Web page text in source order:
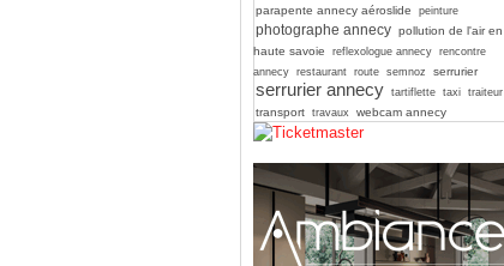
parapente annecy aéroslide peinture
photographe annecy pollution de l'air en
haute savoie
reflexologue annecy rencontre
annecy restaurant route semnoz serrurier
serrurier annecy tartiflette taxi traiteur
transport travaux webcam annecy